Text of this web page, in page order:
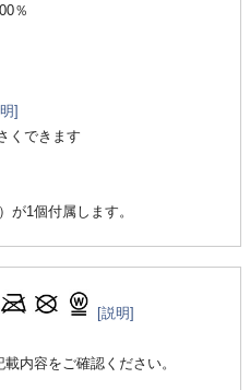
％
]
できます
1個付属します。
[説明]
内容をご確認ください。